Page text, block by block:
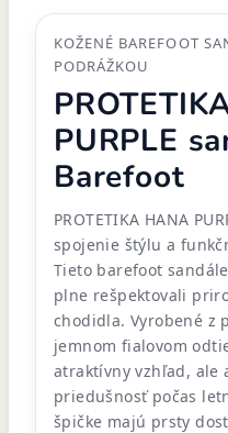
KOŽENÉ BAREFOOT
PODRÁŽKOU
PURPLE
Barefoot
PROTETIKA HANA
spojenie štýlu a
Tieto barefoot
plne rešpektovali
chodidla. Vyrobené z
jemnom fialovom
atraktívny vzhľad, ale
priedušnosť počas
špičke majú prsty